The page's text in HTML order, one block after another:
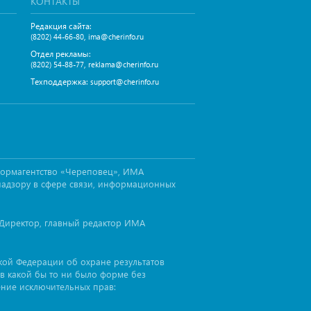
Редакция сайта:
(8202) 44-66-80, ima@cherinfo.ru
Отдел рекламы:
(8202) 54-88-77, reklama@cherinfo.ru
Техподдержка: support@cherinfo.ru
«Череповец», ИМА
в сфере связи, информационных
главный редактор ИМА
Федерации об охране результатов
какой бы то ни было форме без
исключительных прав: